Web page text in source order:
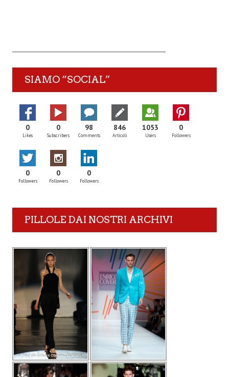
SIAMO “SOCIAL”
0
Likes
0
Subscribers
98
Comments
846
Articoli
1053
Users
0
Followers
0
Followers
0
Followers
0
Followers
PILLOLE DAI NOSTRI ARCHIVI